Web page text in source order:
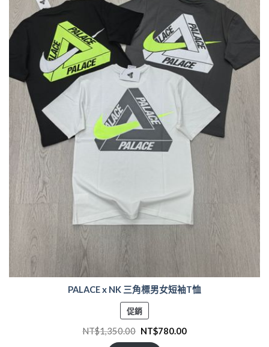
PALACE x NK 三角標男女短袖T恤
促銷特
價
商
NT$1,350.00 NT$780.00